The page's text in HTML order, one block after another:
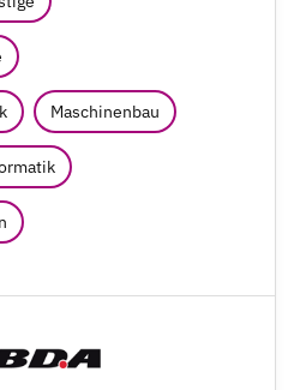
Maschinenbau